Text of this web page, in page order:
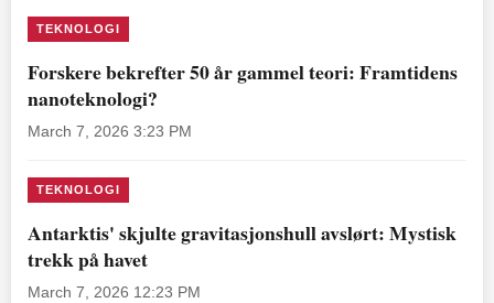
TEKNOLOGI
Forskere bekrefter 50 år gammel teori: Framtidens
nanoteknologi?
March 7, 2026 3:23 PM
TEKNOLOGI
Antarktis' skjulte gravitasjonshull avslørt: Mystisk
trekk på havet
March 7, 2026 12:23 PM